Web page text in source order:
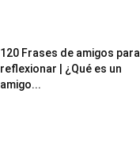
120 Frases de amigos para
reflexionar | ¿Qué es un
amigo...